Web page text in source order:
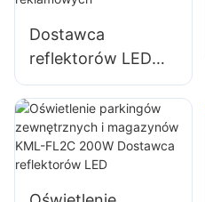
Dostawca
reflektorów LED
KML-FL2C 100W
do oświetlenia
zewnętrznych
billboardów i